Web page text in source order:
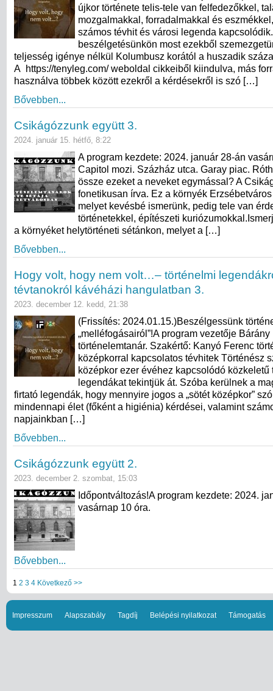
újkor története telis-tele van felfedezőkkel,
mozgalmakkal, forradalmakkal és
számos tévhit és városi legenda
beszélgetésünkön most ezekből
teljesség igénye nélkül Kolumbusz korától a huszadik
A https://tenyleg.com/ weboldal cikkeiből kiindulva, más
használva többek között ezekről a kérdésekről is szó […]
Bővebben...
Csikágózzunk együtt 3.
2024. január 15. hétfő, 8:22
A program kezdete: 2024. január 28-án
Capitol mozi. Százház utca. Garay piac.
össze ezeket a neveket egymással? A
fonetikusan írva. Ez a környék
melyet kevésbé ismerünk, pedig tele van
történetekkel, építészeti
a környéket helytörténeti sétánkon, melyet a […]
Bővebben...
Hogy volt, hogy nem volt…– történelmi
tévtanokról kávéházi hangulatban 3.
2023. december 12. kedd, 21:38
(Frissítés: 2024.01.15.)Beszélgessünk
„melléfogásairól”!A program vezetője
történelemtanár. Szakértő: Kanyó Ferenc
középkorral kapcsolatos tévhitek Történész
középkor ezer évéhez kapcsolódó közkeletű
legendákat tekintjük át. Szóba kerülnek a
firtató legendák, hogy mennyire jogos a „sötét középkor”
mindennapi élet (főként a higiénia) kérdései, valamint
napjainkban […]
Bővebben...
Csikágózzunk együtt 2.
2023. december 2. szombat, 15:03
Időpontváltozás!A program kezdete: 2024.
vasárnap 10 óra.
Bővebben...
1 2 3 4 Következő >>
Impresszum Alapszabály Tagdíj Belépési nyilatkozat Támogatás